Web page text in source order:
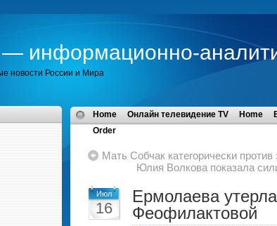
— информационно-
новости России и Мира
Home Онлайн телевидение TV Home
Order
Мать Собчак категорически против
Юлия Волкова показала
Июл
16
Ермолаева
Феофилактовой